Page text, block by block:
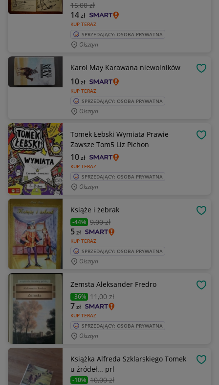
15,00 zł
KUP TERAZ
14zł
SPRZEDAJĄCY: OSOBA PRYWATNA
Olsztyn
Karol May Karawana niewolników
KUP TERAZ
10zł
SPRZEDAJĄCY: OSOBA PRYWATNA
Olsztyn
Tomek Łebski Wymiata Prawie
Zawsze Tom5 Liz Pichon
KUP TERAZ
10zł
SPRZEDAJĄCY: OSOBA PRYWATNA
Olsztyn
Książe i żebrak
-44% 9,00 zł
KUP TERAZ
5zł
SPRZEDAJĄCY: OSOBA PRYWATNA
Olsztyn
Zemsta Aleksander Fredro
-36% 11,00 zł
KUP TERAZ
7zł
SPRZEDAJĄCY: OSOBA PRYWATNA
Olsztyn
Książka Alfreda Szklarskiego Tomek
u źródeł... prl
-10% 10,00 zł